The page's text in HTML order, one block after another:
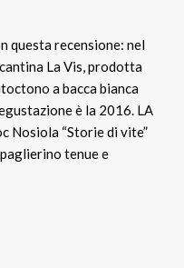
questa recensione: nel
La Vis, prodotta
a bacca bianca
è la 2016. LA
Nosiola “Storie di vite”
tenue e